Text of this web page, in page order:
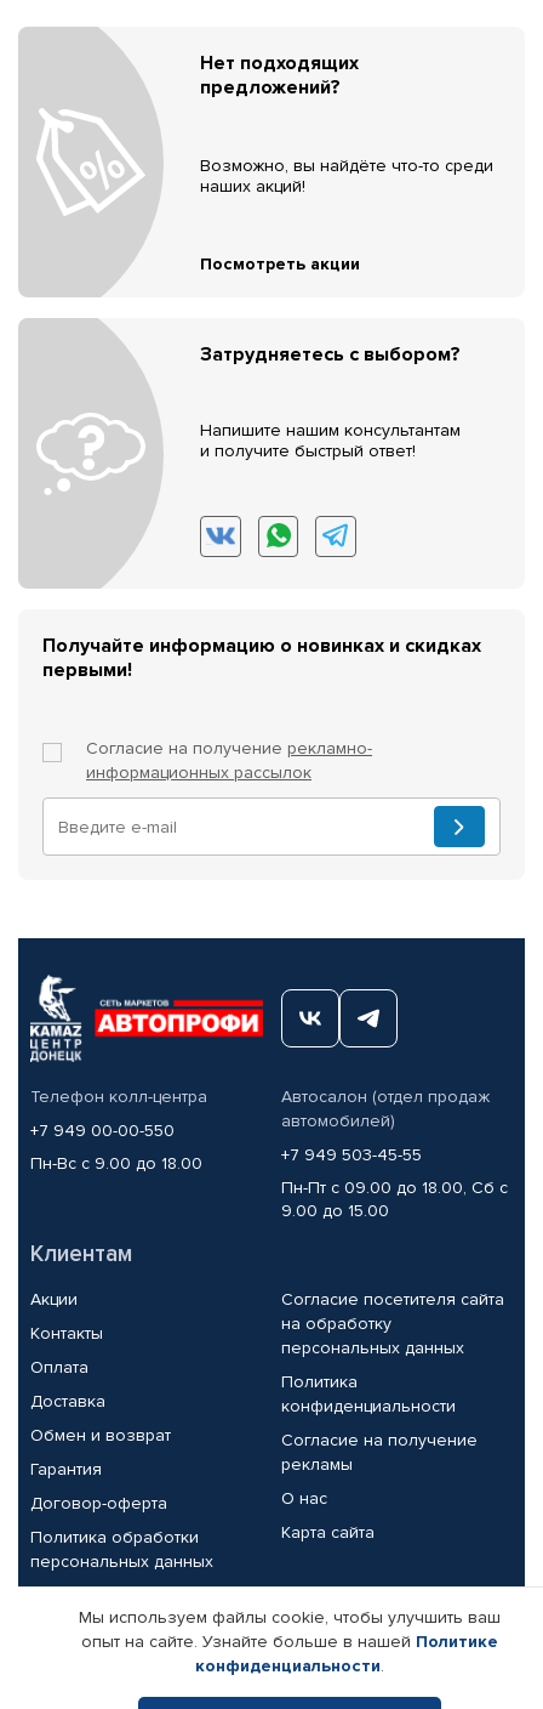
Нет подходящих
предложений?
Возможно, вы найдёте что-то среди
наших акций!
Посмотреть акции
Затрудняетесь с выбором?
Напишите нашим консультантам
и получите быстрый ответ!
Получайте информацию о новинках и скидках
первыми!
Согласие на получение рекламно-
информационных рассылок
Телефон колл-центра
+7 949 00-00-550
Пн-Вс с 9.00 до 18.00
Автосалон (отдел продаж
автомобилей)
+7 949 503-45-55
Пн-Пт с 09.00 до 18.00, Сб с
9.00 до 15.00
Клиентам
Акции
Контакты
Оплата
Доставка
Обмен и возврат
Гарантия
Договор-оферта
Политика обработки
персональных данных
Согласие посетителя сайта
на обработку
персональных данных
Политика
конфиденциальности
Согласие на получение
рекламы
О нас
Карта сайта
Партнерам
Корпоративным клиентам
Поставщикам
Реквизиты компании
Мы используем файлы cookie, чтобы улучшить ваш
опыт на сайте. Узнайте больше в нашей Политике
конфиденциальности.